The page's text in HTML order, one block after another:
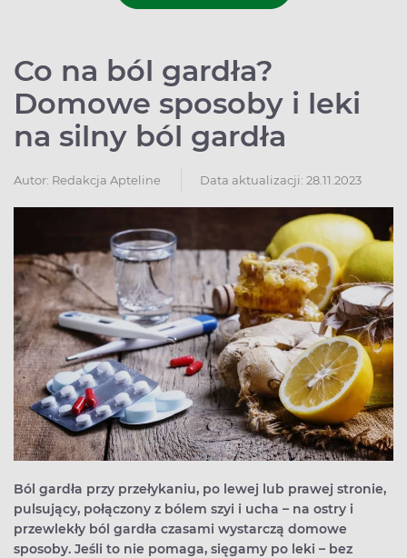
Co na ból gardła?
Domowe sposoby i leki
na silny ból gardła
Autor: Redakcja Apteline Data aktualizacji: 28.11.2023
Ból gardła przy przełykaniu, po lewej lub prawej stronie,
pulsujący, połączony z bólem szyi i ucha – na ostry i
przewlekły ból gardła czasami wystarczą domowe
sposoby. Jeśli to nie pomaga, sięgamy po leki – bez